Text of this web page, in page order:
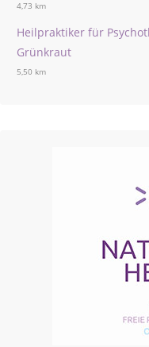
4,73 km
Heilpraktiker für
Grünkraut
5,50 km